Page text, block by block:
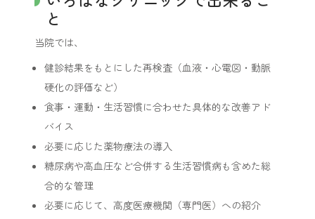
と
当院では、
健診結果をもとにした再検査（血液・心電図・動脈
硬化の評価など）
食事・運動・生活習慣に合わせた具体的な改善アド
バイス
必要に応じた薬物療法の導入
糖尿病や高血圧など合併する生活習慣病も含めた総
合的な管理
必要に応じて、高度医療機関（専門医）への紹介